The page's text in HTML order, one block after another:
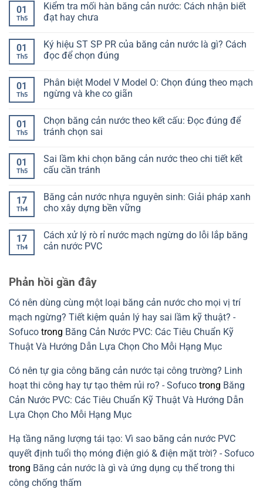
chọn
không
bị
mục
băng
cản
nước
thép:
Làm
sao
bị
lệch
khi
tông
bình
luận
ở
dài
băng
cản
gì?
Hiểu
đúng
không
lệch
01
Th5
Kiểm tra mối hàn băng cản nước: Cách nhận biết
đạt hay chưa
bình
luận
ở
mối
hàn
băng
Cách
nhận
biết
chưa
01
Th5
Ký hiệu ST SP PR của băng cản nước là gì? Cách
đọc để chọn đúng
bình
luận
ở
ST
SP
PR
cản
nước
là
đọc
để
chọn
01
Th5
Phân biệt Model V Model O: Chọn đúng theo mạch
ngừng và khe co giãn
bình
luận
ở
Model
V
Model
đúng
theo
mạch
khe
co
giãn
01
Th5
Chọn băng cản nước theo kết cấu: Đọc đúng để
tránh chọn sai
bình
luận
ở
cản
nước
theo
Đọc
đúng
để
01
Th5
Sai lầm khi chọn băng cản nước theo chi tiết kết
cấu cần tránh
bình
luận
ở
khi
chọn
băng
chi
cấu
tránh
17
Th4
Băng cản nước nhựa nguyên sinh: Giải pháp xanh
cho xây dựng bền vững
bình
luận
ở
nhựa
nguyên
Giải
xanh
xây
dựng
bền
17
Th4
Cách xử lý rò rỉ nước mạch ngừng do lỗi lắp băng
cản nước PVC
luận
xử
rò
nước
mạch
ngừng
lắp
băng
cản
nước
PVC
Phản hồi gần đây
Có nên dùng cùng một loại băng cản nước cho mọi vị trí
mạch ngừng? Tiết kiệm quản lý hay sai lầm kỹ thuật? -
Sofuco trong Băng Cản Nước PVC: Các Tiêu Chuẩn Kỹ
Thuật Và Hướng Dẫn Lựa Chọn Cho Mỗi Hạng Mục
Có nên tự gia công băng cản nước tại công trường? Linh
hoạt thi công hay tự tạo thêm rủi ro? - Sofuco trong Băng
Cản Nước PVC: Các Tiêu Chuẩn Kỹ Thuật Và Hướng Dẫn
Lựa Chọn Cho Mỗi Hạng Mục
Hạ tầng năng lượng tái tạo: Vì sao băng cản nước PVC
quyết định tuổi thọ móng điện gió & điện mặt trời? - Sofuco
trong Băng cản nước là gì và ứng dụng cụ thể trong thi
công chống thấm